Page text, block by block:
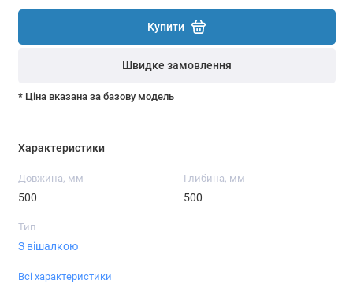
Купити
Швидке замовлення
* Ціна вказана за базову модель
Характеристики
Довжина, мм
500
Глибина, мм
500
Тип
З вішалкою
Всі характеристики